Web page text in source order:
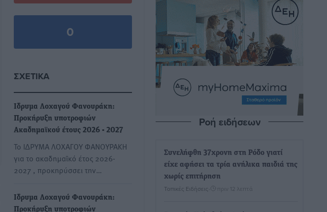
0
ΣΧΕΤΙΚΆ
Ιδρυμα Λοχαγού Φανουράκη:
Προκήρυξη υποτροφιών
Ακαδημαϊκού έτους 2026 - 2027
Το ΙΔΡΥΜΑ ΛΟΧΑΓΟΥ ΦΑΝΟΥΡΑΚΗ
για το ακαδημαϊκό έτος 2026-
2027 , προκηρύσσει την…
Ιδρυμα Λοχαγού Φανουράκη:
Προκήρυξη υποτροφιών
Ροή ειδήσεων
Συνελήφθη 37χρονη στη Ρόδο γιατί
είχε αφήσει τα τρία ανήλικα παιδιά της
χωρίς επιτήρηση
Τοπικές Ειδήσεις πριν 12 λεπτά